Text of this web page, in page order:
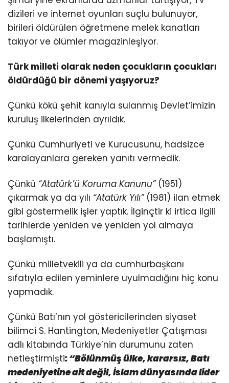
dizileri ve internet oyunları suçlu bulunuyor,
birileri öldürülen öğretmene melek kanatları
takıyor ve ölümler magazinleşiyor.
Türk milleti olarak neden çocukların çocukları
öldürdüğü bir dönemi yaşıyoruz?
Çünkü kökü şehit kanıyla sulanmış Devlet’imizin
kuruluş ilkelerinden ayrıldık.
Çünkü Cumhuriyeti ve Kurucusunu, hadsizce
karalayanlara gereken yanıtı vermedik.
Çünkü “Atatürk’ü Koruma Kanunu”(1951)
çıkarmak ya da yılı “Atatürk Yılı”(1981) ilan etmek
gibi göstermelik işler yaptık. İlginçtir ki irtica ilgili
tarihlerde yeniden ve yeniden yol almaya
başlamıştı.
Çünkü milletvekili ya da cumhurbaşkanı
sıfatıyla edilen yeminlere uyulmadığını hiç konu
yapmadık.
Çünkü Batı’nın yol göstericilerinden siyaset
bilimci S. Hantington, Medeniyetler Çatışması
adlı kitabında Türkiye’nin durumunu zaten
netleştirmişti: “Bölünmüş ülke, kararsız, Batı
medeniyetine ait değil, İslam dünyasında lider